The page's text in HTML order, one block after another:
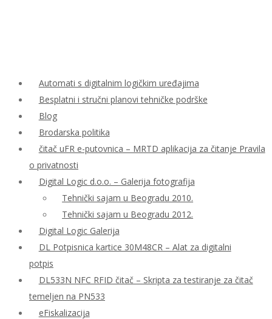
Automati s digitalnim logičkim uređajima
Besplatni i stručni planovi tehničke podrške
Blog
Brodarska politika
čitač uFR e-putovnica – MRTD aplikacija za čitanje Pravila
o privatnosti
Digital Logic d.o.o. – Galerija fotografija
Tehnički sajam u Beogradu 2010.
Tehnički sajam u Beogradu 2012.
Digital Logic Galerija
DL Potpisnica kartice 30M48CR – Alat za digitalni
potpis
DL533N NFC RFID čitač – Skripta za testiranje za čitač
temeljen na PN533
eFiskalizacija